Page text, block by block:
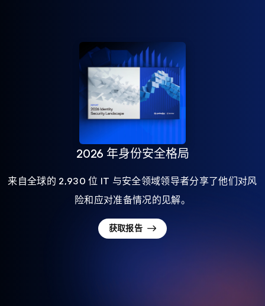
2026 年身份安全格局
来自全球的 2,930 位 IT 与安全领域领导者分享了他们对风
险和应对准备情况的见解。
获取报告